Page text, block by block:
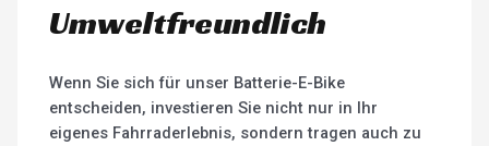
Umweltfreundlich
Wenn Sie sich für unser Batterie-E-Bike
entscheiden, investieren Sie nicht nur in Ihr
eigenes Fahrraderlebnis, sondern tragen auch zu